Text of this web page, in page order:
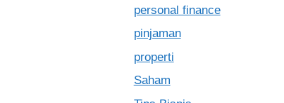
personal finance
pinjaman
properti
Saham